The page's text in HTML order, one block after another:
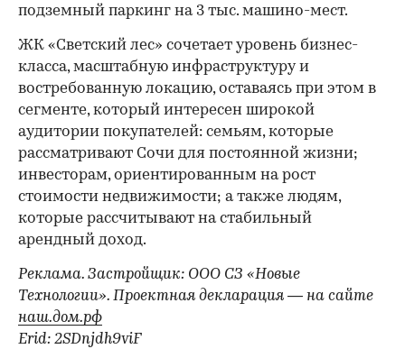
00:00
подземный паркинг на 3 тыс. машино-мест.
ЖК «Светский лес» сочетает уровень бизнес-
класса, масштабную инфраструктуру и
востребованную локацию, оставаясь при этом в
сегменте, который интересен широкой
аудитории покупателей: семьям, которые
рассматривают Сочи для постоянной жизни;
инвесторам, ориентированным на рост
стоимости недвижимости; а также людям,
которые рассчитывают на стабильный
арендный доход.
Реклама. Застройщик: ООО СЗ «Новые
Технологии». Проектная декларация — на сайте
наш.дом.рф
Erid: 2SDnjdh9viF